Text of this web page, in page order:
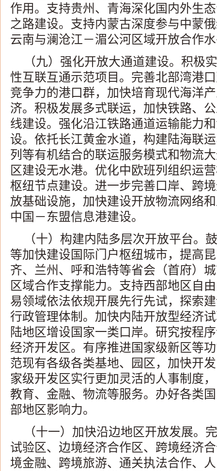
作用。支持贵州、青海深化国内外生
之路建设。支持内蒙古深度参与中蒙
云南与澜沧江－湄公河区域开放合作
（九）强化开放大通道建设。积极
性互联互通示范项目。完善北部湾港
竞争力的港口群，加快培育现代海洋
济。积极发展多式联运，加快铁路、
线建设。强化沿江铁路通道运输能力
设。依托长江黄金水道，构建陆海联
列等有机结合的联运服务模式和物流
区建设无水港。优化中欧班列组织运
枢纽节点建设。进一步完善口岸、跨
放基础设施，加快建设开放物流网络
中国－东盟信息港建设。
（十）构建内陆多层次开放平台。
等加快建设国际门户枢纽城市，提高
齐、兰州、呼和浩特等省会（首府）
区域合作支撑能力。支持西部地区自
易领域依法依规开展先行先试，探索
行政管理体制。加快内陆开放型经济
陆地区增设国家一类口岸。研究按程
经济开发区。有序推进国家级新区等
范现有各级各类基地、园区，加快开
家级开发区实行更加灵活的人事制度
教育、金融、物流等服务。办好各类
部地区影响力。
（十一）加快沿边地区开放发展。
试验区、边境经济合作区、跨境经济
境金融、跨境旅游、通关执法合作、